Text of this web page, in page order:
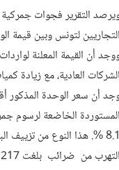
التقرير فجوات جمركية
لتونس وبين قيمة
الخاضعة لرسوم
8.1 %. هذا النوع من تزييف
من ضرائب بلغت 217 مليون دولار في عام 2009 وحده.